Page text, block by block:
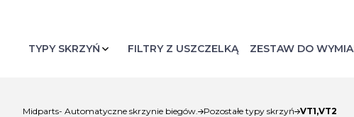
FILTRY Z USZCZELKĄ ZESTAW DO
Midparts- Automatyczne skrzynie biegów. Pozostałe typy skrzyń VT1,VT2